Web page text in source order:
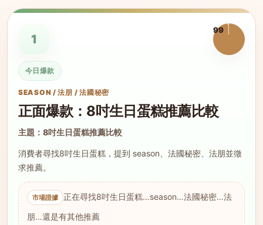
1
99
今日爆款
SEASON / 法朋 / 法國秘密
正面爆款：8吋生日蛋糕推薦比較
主題：8吋生日蛋糕推薦比較
消費者尋找8吋生日蛋糕，提到 season、法國秘密、法朋並徵
求推薦。
正在尋找8吋生日蛋糕…season…法國秘密…法
朋…還是有其他推薦